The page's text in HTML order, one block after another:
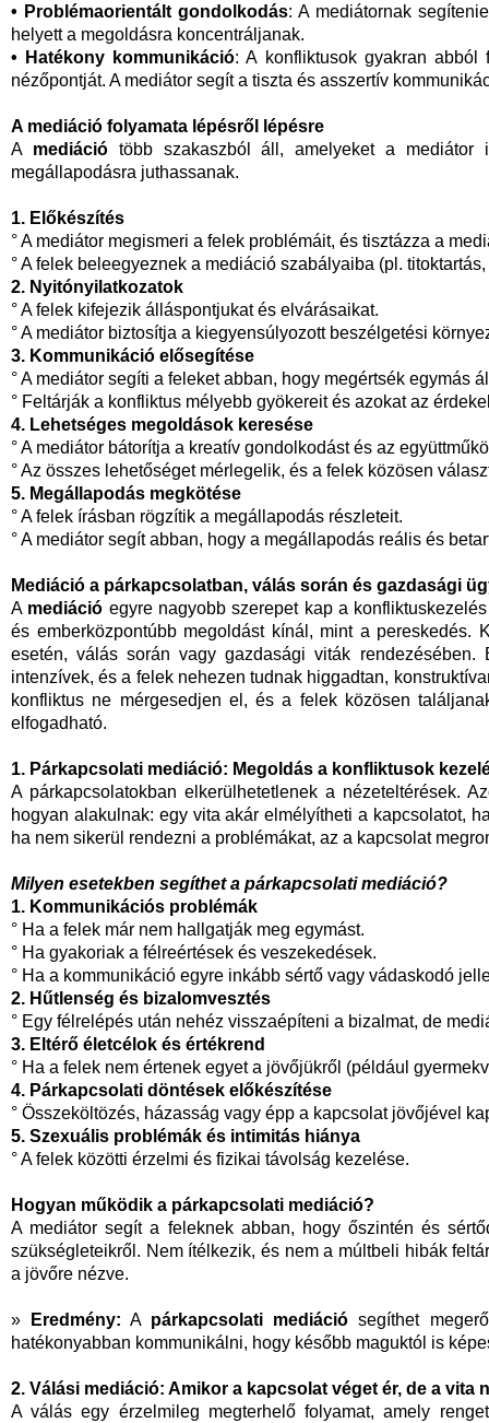
• Problémaorientált gondolkodás: A mediátornak
helyett a megoldásra koncentráljanak.
• Hatékony kommunikáció: A konfliktusok gyakran
nézőpontját. A mediátor segít a tiszta és asszertív
A mediáció folyamata lépésről lépésre
A mediációtöbb szakaszból áll, amelyeket a mediátor
megállapodásra juthassanak.
1. Előkészítés
° A mediátor megismeri a felek problémáit, és tisztázza a
° A felek beleegyeznek a mediáció szabályaiba (pl.
2. Nyitónyilatkozatok
° A felek kifejezik álláspontjukat és elvárásaikat.
° A mediátor biztosítja a kiegyensúlyozott beszélgetési
3. Kommunikáció elősegítése
° A mediátor segíti a feleket abban, hogy megértsék egymás
° Feltárják a konfliktus mélyebb gyökereit és azokat az
4. Lehetséges megoldások keresése
° A mediátor bátorítja a kreatív gondolkodást és az
° Az összes lehetőséget mérlegelik, és a felek közösen
5. Megállapodás megkötése
° A felek írásban rögzítik a megállapodás részleteit.
° A mediátor segít abban, hogy a megállapodás reális és
Mediáció a párkapcsolatban, válás során és gazdasági
A mediáció egyre nagyobb szerepet kap a
és emberközpontúbb megoldást kínál, mint a pereskedés.
esetén, válás során vagy gazdasági viták
intenzívek, és a felek nehezen tudnak higgadtan,
konfliktus ne mérgesedjen el, és a felek közösen
elfogadható.
1. Párkapcsolati mediáció: Megoldás a konfliktusok
A párkapcsolatokban elkerülhetetlenek a nézeteltérések.
hogyan alakulnak: egy vita akár elmélyítheti a kapcsolatot,
ha nem sikerül rendezni a problémákat, az a kapcsolat
Milyen esetekben segíthet a párkapcsolati mediáció?
1. Kommunikációs problémák
° Ha a felek már nem hallgatják meg egymást.
° Ha gyakoriak a félreértések és veszekedések.
° Ha a kommunikáció egyre inkább sértő vagy vádaskodó
2. Hűtlenség és bizalomvesztés
° Egy félrelépés után nehéz visszaépíteni a bizalmat, de
3. Eltérő életcélok és értékrend
° Ha a felek nem értenek egyet a jövőjükről (például
4. Párkapcsolati döntések előkészítése
° Összeköltözés, házasság vagy épp a kapcsolat jövőjével
5. Szexuális problémák és intimitás hiánya
° A felek közötti érzelmi és fizikai távolság kezelése.
Hogyan működik a párkapcsolati mediáció?
A mediátor segít a feleknek abban, hogy őszintén és
szükségleteikről. Nem ítélkezik, és nem a múltbeli hibák
a jövőre nézve.
» Eredmény: A párkapcsolati mediáció segíthet
hatékonyabban kommunikálni, hogy később maguktól is
2. Válási mediáció: Amikor a kapcsolat véget ér, de a vita
A válás egy érzelmileg megterhelő folyamat, amely